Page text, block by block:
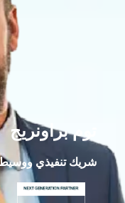
توم براونريج
شريك تنفيذي